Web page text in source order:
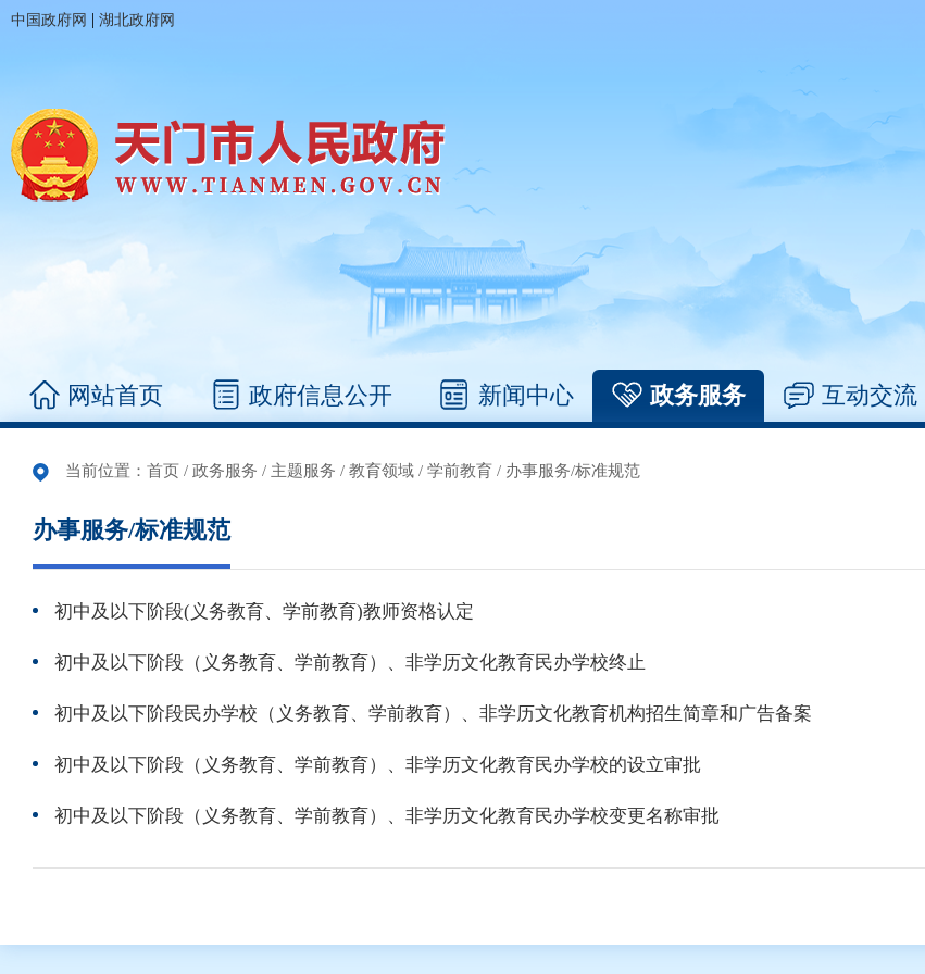
中国政府网 | 湖北政府网
网站首页 政府信息公开 新闻中心 政务服务 互动交流
当前位置： 首页 / 政务服务 / 主题服务 / 教育领域 / 学前教育 / 办事服务/标准规范
办事服务/标准规范
初中及以下阶段(义务教育、学前教育)教师资格认定
初中及以下阶段（义务教育、学前教育）、非学历文化教育民办学校终止
初中及以下阶段民办学校（义务教育、学前教育）、非学历文化教育机构招生简章和广告备案
初中及以下阶段（义务教育、学前教育）、非学历文化教育民办学校的设立审批
初中及以下阶段（义务教育、学前教育）、非学历文化教育民办学校变更名称审批